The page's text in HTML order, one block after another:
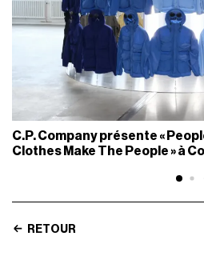
C.P. Company présente «
Clothes Make The People » à
RETOUR